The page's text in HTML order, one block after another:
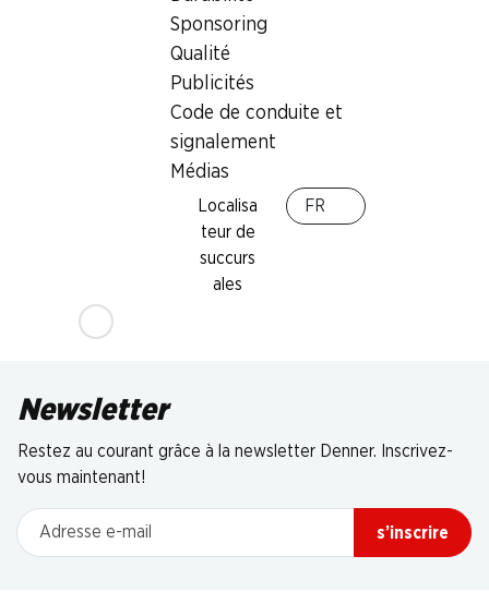
Sponsoring
Qualité
Publicités
Code de conduite et
signalement
Médias
Localisa
teur de
succurs
ales
FR
Newsletter
Restez au courant grâce à la newsletter Denner. Inscrivez-
vous maintenant!
Adresse e-mail
s’inscrire